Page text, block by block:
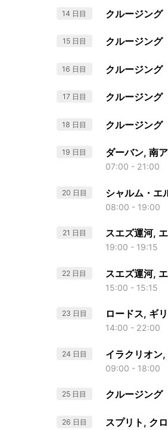
14 日目 クルージング
15 日目 クルージング
16 日目 クルージング
17 日目 クルージング
18 日目 クルージング
19 日目 ダーバン, 南
07:00 - 21:00
20 日目 シャルム・エ
08:00 - 19:00
21 日目 スエズ運河,
19:00 - 19:15
22 日目 スエズ運河,
15:00 - 15:15
23 日目 ロードス, ギ
14:00 - 22:00
24 日目 イラクリオン
09:00 - 18:00
25 日目 クルージング
26 日目 スプリト, ク